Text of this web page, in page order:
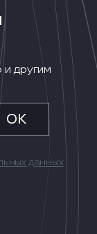
другим
данных